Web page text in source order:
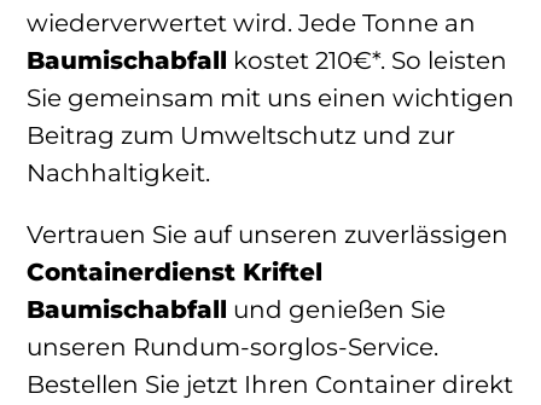
wiederverwertet wird. Jede Tonne an
Baumischabfall kostet 210€*. So leisten
Sie gemeinsam mit uns einen wichtigen
Beitrag zum Umweltschutz und zur
Nachhaltigkeit.
Vertrauen Sie auf unseren zuverlässigen
Containerdienst Kriftel
Baumischabfall und genießen Sie
unseren Rundum-sorglos-Service.
Bestellen Sie jetzt Ihren Container direkt